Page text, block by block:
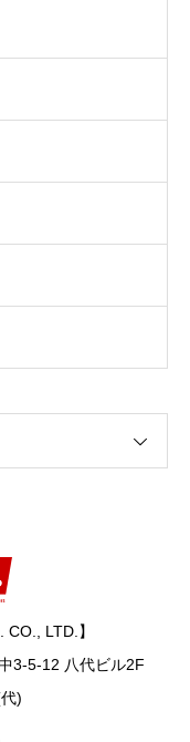
LTD.】
3-5-12 八代ビル2F
)